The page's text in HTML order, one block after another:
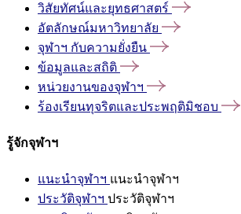
วิสัยทัศน์และยุทธศาสตร์
อัตลักษณ์มหาวิทยาลัย
จุฬาฯ กับความยั่งยืน
ข้อมูลและสถิติ
หน่วยงานของจุฬาฯ
ร้องเรียนทุจริตและประพฤติมิชอบ
รู้จักจุฬาฯ
แนะนำจุฬาฯ แนะนำจุฬาฯ
ประวัติจุฬาฯ ประวัติจุฬาฯ